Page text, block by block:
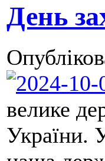
День
велике
України.